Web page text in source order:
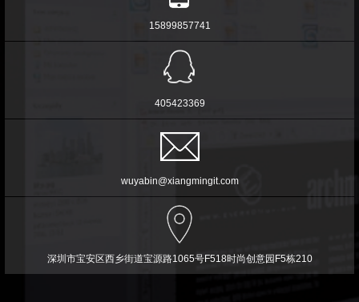
15899857741
405423369
wuyabin@xiangmingit.com
深圳市宝安区西乡街道宝源路1065号F518时尚创意园F5栋210